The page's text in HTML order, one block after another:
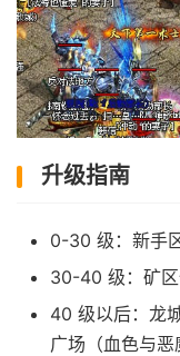
升级指南
0-30 级：新手
30-40 级：矿区
40 级以后：龙
广场（血色与恶